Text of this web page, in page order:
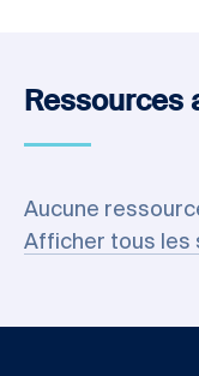
Ressources
Aucune
Afficher tous les